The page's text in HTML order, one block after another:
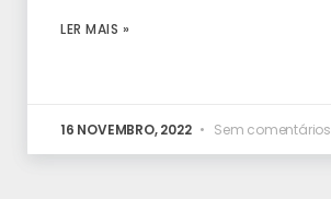
LER MAIS »
16 NOVEMBRO, 2022 Sem comentários